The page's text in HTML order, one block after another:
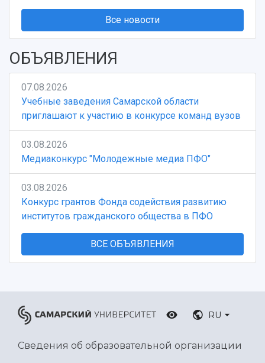
Все новости
ОБЪЯВЛЕНИЯ
07.08.2026
Учебные заведения Самарской области
приглашают к участию в конкурсе команд вузов
03.08.2026
Медиаконкурс "Молодежные медиа ПФО"
03.08.2026
Конкурс грантов Фонда содействия развитию
институтов гражданского общества в ПФО
ВСЕ ОБЪЯВЛЕНИЯ
RU
Сведения об образовательной организации